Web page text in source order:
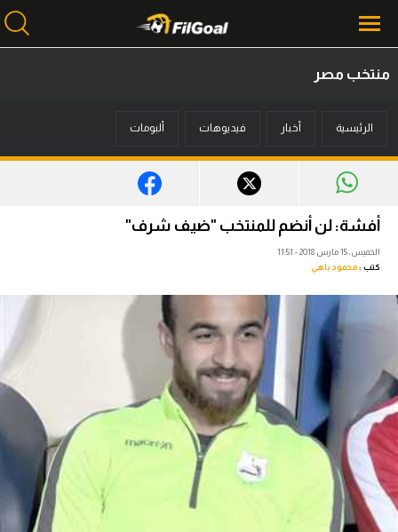
أخبار
ميركاتو
مسابقة التوقعات
فيديوهات
عدسات
آراء حرة
ركن الألعاب
بطولات
منتخب مصر
الرئيسية أخبار فيديوهات ألبومات
أفشة: لن أنضم للمنتخب "ضيف شرف"‎
الخميس، 15 مارس 2018 - 11:51
كتب :محمود باهي